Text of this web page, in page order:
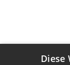
Diese